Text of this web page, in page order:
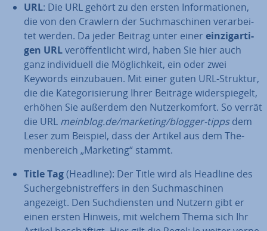
URL: Die URL gehört zu den ersten In­for­ma­tio­nen,
die von den Crawlern der Such­ma­schi­nen ver­ar­bei­
tet werden. Da jeder Beitrag unter einer ein­zig­ar­ti­
gen URLver­öf­fent­licht wird, haben Sie hier auch
ganz in­di­vi­du­ell die Mög­lich­keit, ein oder zwei
Keywords ein­zu­bau­en. Mit einer guten URL-Struktur,
die die Ka­te­go­ri­sie­rung Ihrer Beiträge wi­der­spie­gelt,
erhöhen Sie außerdem den Nut­zer­kom­fort. So verrät
die URL meinblog.de/marketing/blogger-tippsdem
Leser zum Beispiel, dass der Artikel aus dem The­
men­be­reich „Marketing“ stammt.
Title Tag(Headline): Der Title wird als Headline des
Such­ergeb­nis­tref­fers in den Such­ma­schi­nen
angezeigt. Den Such­diens­ten und Nutzern gibt er
einen ersten Hinweis, mit welchem Thema sich Ihr